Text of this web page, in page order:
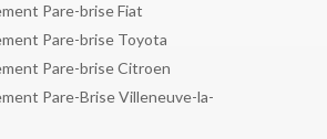
Pare-brise Fiat
Pare-brise Toyota
Pare-brise Citroen
Pare-Brise Villeneuve-la-